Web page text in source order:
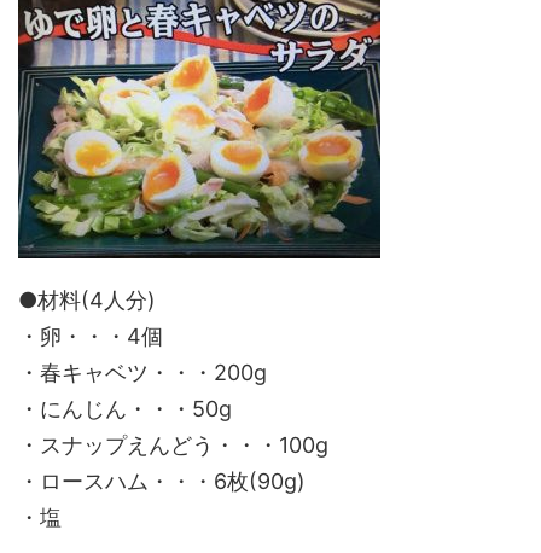
●材料(4人分)
・卵・・・4個
・春キャベツ・・・200g
・にんじん・・・50g
・スナップえんどう・・・100g
・ロースハム・・・6枚(90g)
・塩